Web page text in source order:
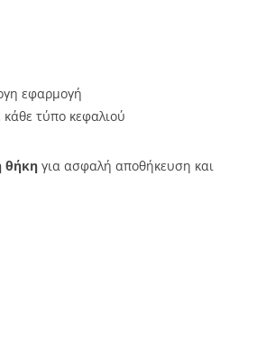
εφαρμογή
κάθε τύπο κεφαλιού
θήκη για ασφαλή αποθήκευση και